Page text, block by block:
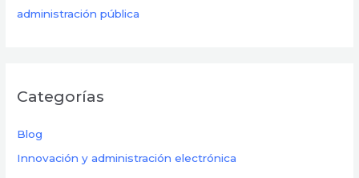
administración pública
Categorías
Blog
Innovación y administración electrónica